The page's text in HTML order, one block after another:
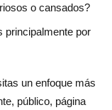
o cansados?
principalmente por
un enfoque más
público, página